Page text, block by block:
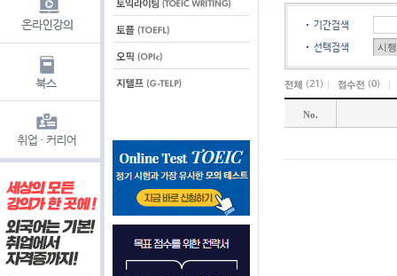
기간검색
선택검색
(21 ) (0)
No.